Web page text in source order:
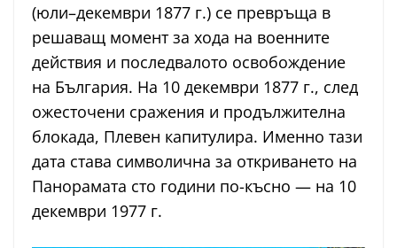
(юли–декември 1877 г.) се превръща в
решаващ момент за хода на военните
действия и последвалото освобождение
на България. На 10 декември 1877 г., след
ожесточени сражения и продължителна
блокада, Плевен капитулира. Именно тази
дата става символична за откриването на
Панорамата сто години по-късно — на 10
декември 1977 г.